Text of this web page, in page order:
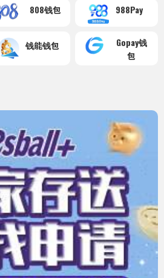
808钱包 988Pay
钱能钱包
Gopay钱
包